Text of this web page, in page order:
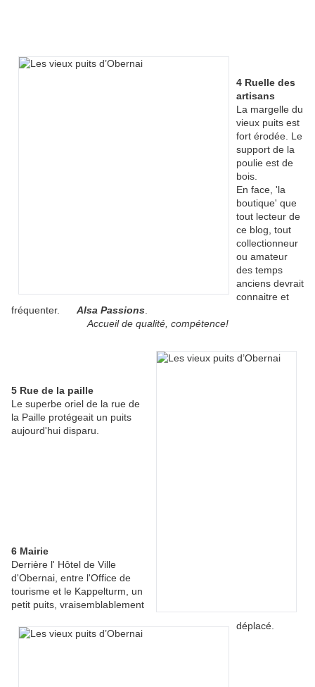
4 Ruelle des
artisans
La margelle du
vieux puits est
fort érodée. Le
support de la
poulie est de
bois.
En face, 'la
boutique' que
tout lecteur de
ce blog, tout
collectionneur
ou amateur
des temps
anciens devrait
connaitre et
fréquenter. Alsa Passions
Accueil de qualité, compétence!
5 Rue de la paille
Le superbe oriel de la rue de
la Paille protégeait un puits
aujourd'hui disparu.
6 Mairie
Derrière l' Hôtel de Ville
d'Obernai, entre l'Office de
tourisme et le Kappelturm, un
petit puits, vraisemblablement
déplacé.